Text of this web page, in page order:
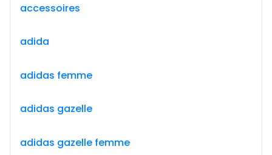
accessoires
adida
adidas femme
adidas gazelle
adidas gazelle femme